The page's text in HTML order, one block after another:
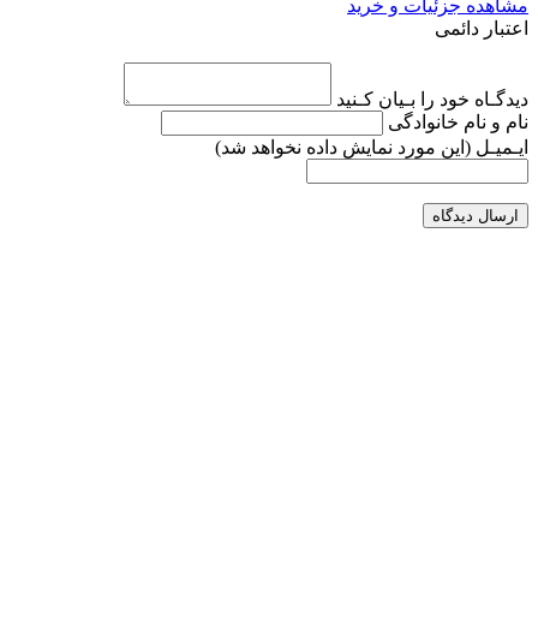
مشاهده جزئیات و خرید
اعتبار دائمی
دیدگـاه خود را بـیان کـنید
نام و نام خانوادگی
ایـمیـل (این مورد نمایش داده نخواهد شد)
ارسال دیدگاه